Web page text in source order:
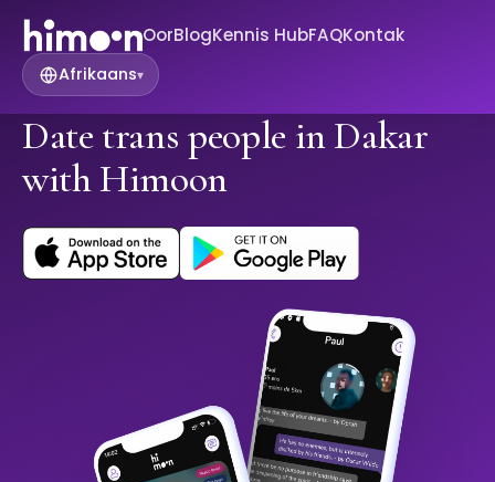
OorBlogKennis HubFAQKontak
Afrikaans▾
Date trans people in Dakar
with Himoon